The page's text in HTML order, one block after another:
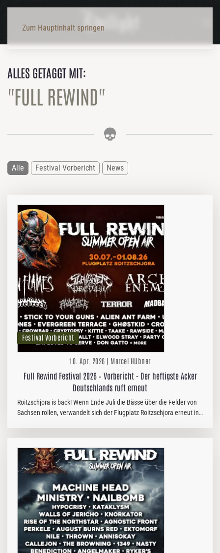
Zum Hauptinhalt springen
ALLES GETAGGT MIT:
"FULL REWIND"
Alle Festival Vorbericht News
Festival Vorbericht
10. Apr. 2026 | Marcel Hübner
Full Rewind Festival 2026 – Vorbericht - Der heftigste Acker
Deutschlands ruft erneut
Roitzschjora is back! Wenn Ende Juli die Bässe über die Felder von
Sachsen rollen, verwandelt sich der Flugplatz Roitzschjora erneut in